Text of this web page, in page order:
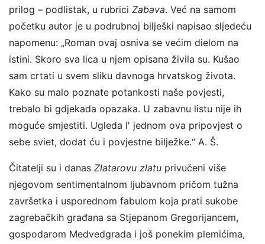
prilog – podlistak, u rubrici Zabava. Već na samom
početku autor je u podrubnoj bilješki napisao sljedeću
napomenu: „Roman ovaj osniva se većim dielom na
istini. Skoro sva lica u njem opisana živila su. Kušao
sam crtati u svem sliku davnoga hrvatskog života.
Kako su malo poznate potankosti naše povjesti,
trebalo bi gdjekada opazaka. U zabavnu listu nije ih
moguće smjestiti. Ugleda l' jednom ova pripovjest o
sebe sviet, dodat ću i povjestne bilježke.“ A. Š.
Čitatelji su i danas Zlatarovu zlatu privučeni više
njegovom sentimentalnom ljubavnom pričom tužna
završetka i usporednom fabulom koja prati sukobe
zagrebačkih građana sa Stjepanom Gregorijancem,
gospodarom Medvedgrada i još ponekim plemićima,